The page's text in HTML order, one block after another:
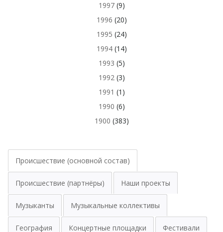
1997(9)
1996 (20)
1995 (24)
1994(14)
1993 (5)
1992(3)
1991 (1)
1990 (6)
1900 (383)
Происшествие (основной состав)
Происшествие (партнёры) Наши проекты
Музыканты Музыкальные коллективы
География Концертные площадки Фестивали